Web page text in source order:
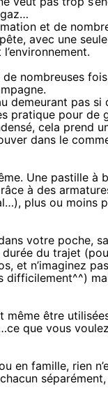
gaz…
et de
avec une
nombreuses
demeurant pas si
pratique pour de
cela prend
dans le
Une pastille à
à des
plus ou moins
votre poche,
du trajet
et n’imaginez
difficilement^^)
être
que vous
en famille, rien